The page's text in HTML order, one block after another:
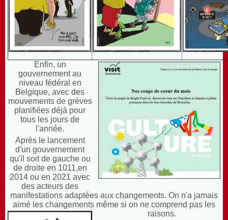
Enfin, un
gouvernement au
niveau fédéral en
Belgique, avec des
mouvements de grèves
planifiées déjà pour
tous les jours de
l'année.
Après le lancement
d'un gouvernement
qu'il soit de gauche ou
de droite en 1011,en
2014 ou en 2021 avec
des acteurs des
manifestations adaptées aux changements. On n'a jamais
aimé les changements même si on ne comprend pas les
raisons.